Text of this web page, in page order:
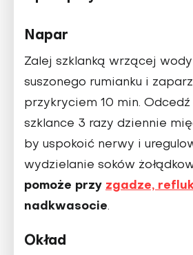
Napar
Zalej szklanką wrzącej wody
suszonego rumianku i
przykryciem 10 min.
szklance 3 razy dziennie
by uspokoić nerwy i
wydzielanie soków
pomoże przy zgadze,
nadkwasocie.
Okład